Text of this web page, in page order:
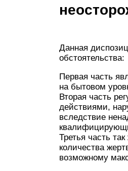
Данная
обстоятельства:
Первая часть
на бытовом
Вторая часть
действиями,
вследствие
Третья часть
количества
возможному